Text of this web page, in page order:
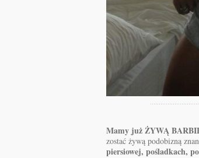
Mamy już ŻYWĄ
zostać żywą podobizną
piersiowej, pośladkach,